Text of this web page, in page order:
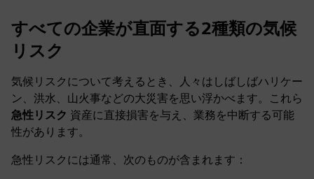
すべての企業が直面する2種類の気候
リスク
気候リスクについて考えるとき、人々はしばしばハリケー
ン、洪水、山火事などの大災害を思い浮かべます。これら
急性リスク 資産に直接損害を与え、業務を中断する可能
性があります。
急性リスクには通常、次のものが含まれます：